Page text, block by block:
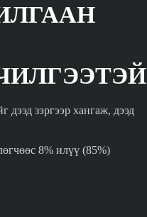
зэргээр хангаж, дээд
8% илүү (85%)